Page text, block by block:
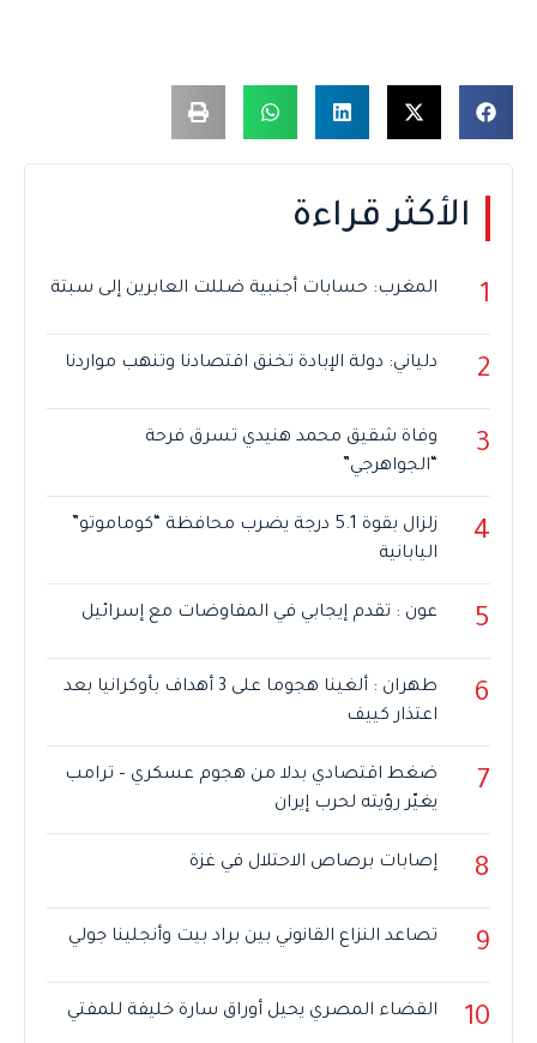
الأكثر قراءة
1 المغرب: حسابات أجنبية ضللت العابرين إلى سبتة
2 دلياني: دولة الإبادة تخنق اقتصادنا وتنهب مواردنا
3
وفاة شقيق محمد هنيدي تسرق فرحة
“الجواهرجي”
4
زلزال بقوة 5.1 درجة يضرب محافظة “كوماموتو”
اليابانية
5 عون : تقدم إيجابي في المفاوضات مع إسرائيل
6
طهران : ألغينا هجوما على 3 أهداف بأوكرانيا بعد
اعتذار كييف
7
ضغط اقتصادي بدلا من هجوم عسكري – ترامب
يغيّر رؤيته لحرب إيران
8 إصابات برصاص الاحتلال في غزة
9 تصاعد النزاع القانوني بين براد بيت وأنجلينا جولي
10 القضاء المصري يحيل أوراق سارة خليفة للمفتي